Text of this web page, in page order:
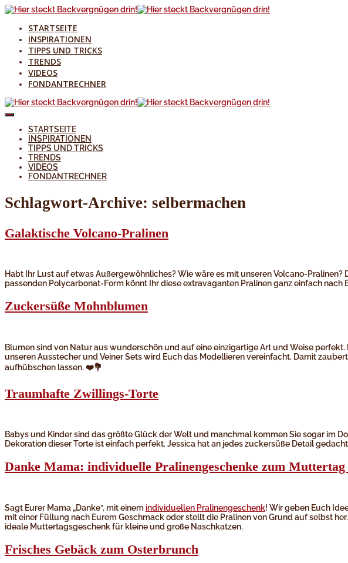
STARTSEITE
INSPIRATIONEN
TIPPS UND TRICKS
TRENDS
VIDEOS
FONDANTRECHNER
STARTSEITE
INSPIRATIONEN
TIPPS UND TRICKS
TRENDS
VIDEOS
FONDANTRECHNER
Schlagwort-Archive: selbermachen
Galaktische Volcano-Pralinen
Habt Ihr Lust auf etwas Außergewöhnliches? Wie wäre es mit unseren Volcano-
passenden Polycarbonat-Form könnt Ihr diese extravaganten Pralinen ganz einfach
Zuckersüße Mohnblumen
Blumen sind von Natur aus wunderschön und auf eine einzigartige Art und Weise
unseren Ausstecher und Veiner Sets wird Euch das Modellieren vereinfacht. Damit
aufhübschen lassen. ❤️💐
Traumhafte Zwillings-Torte
Babys und Kinder sind das größte Glück der Welt und manchmal kommen Sie sogar im
Dekoration dieser Torte ist einfach perfekt. Jessica hat an jedes zuckersüße Detail
Danke Mama: individuelle Pralinengeschenke zum Muttertag
Sagt Eurer Mama „Danke“, mit einem individuellen Pralinengeschenk! Wir geben Euch
mit einer Füllung nach Eurem Geschmack oder stellt die Pralinen von Grund auf selbst
ideale Muttertagsgeschenk für kleine und große Naschkatzen.
Frisches Gebäck zum Osterbrunch